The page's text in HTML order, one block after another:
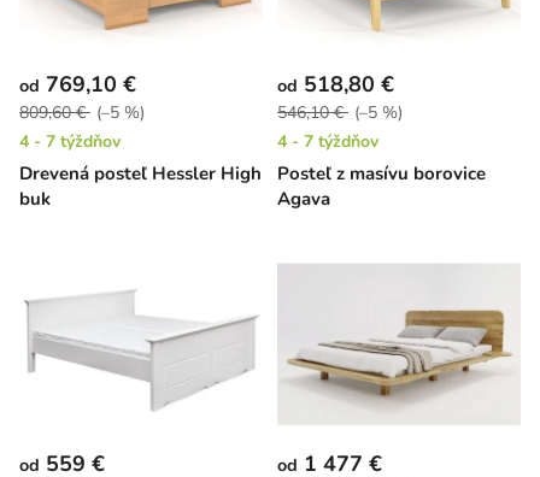
Drevená posteľ Hessler High
buk
od 769,10 €
809,60 € (–5 %)
4 - 7 týždňov
Posteľ z masívu borovice
Agava
od 518,80 €
546,10 € (–5 %)
4 - 7 týždňov
od 559 € od 1 477 €